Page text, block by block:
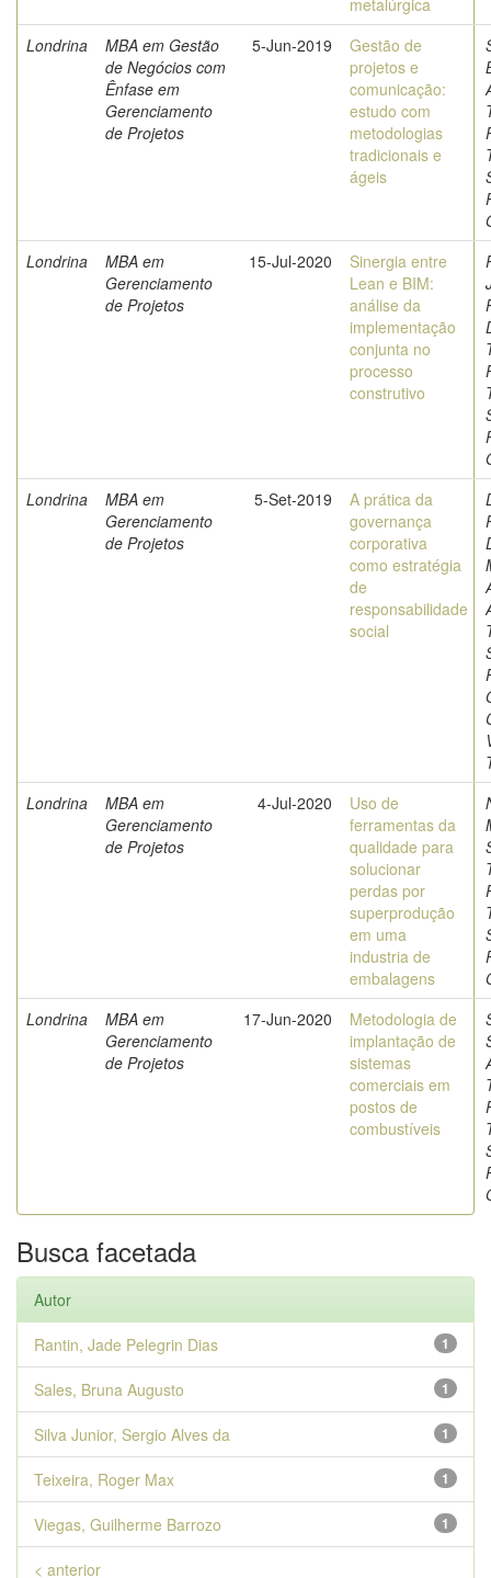
metalúrgica
Londrina
MBA em Gestão
de Negócios com
Ênfase em
Gerenciamento
de Projetos
5-Jun-2019
Gestão de
projetos e
comunicação:
estudo com
metodologias
tradicionais e
ágeis
Londrina
MBA em
Gerenciamento
de Projetos
15-Jul-2020
Sinergia entre
Lean e BIM:
análise da
implementação
conjunta no
processo
construtivo
Londrina
MBA em
Gerenciamento
de Projetos
5-Set-2019
A prática da
governança
corporativa
como estratégia
de
responsabilidade
social
Londrina
MBA em
Gerenciamento
de Projetos
4-Jul-2020
Uso de
ferramentas da
qualidade para
solucionar
perdas por
superprodução
em uma
industria de
embalagens
Londrina
MBA em
Gerenciamento
de Projetos
17-Jun-2020
Metodologia de
implantação de
sistemas
comerciais em
postos de
combustíveis
Busca facetada
Autor
1
Rantin, Jade Pelegrin Dias
1
Sales, Bruna Augusto
1
Silva Junior, Sergio Alves da
1
Teixeira, Roger Max
1
Viegas, Guilherme Barrozo
< anterior